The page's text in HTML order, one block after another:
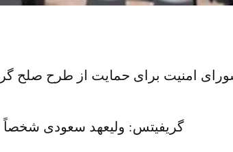
امنیت برای حمایت از طرح صلح
گریفیتس: ولیعهد سعودی شخصاً